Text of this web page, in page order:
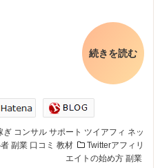
続きを読む
ぎ コンサル サポート ツイアフィ ネッ
副業 口コミ 教材
Twitterアフィリ
エイトの始め方 副業